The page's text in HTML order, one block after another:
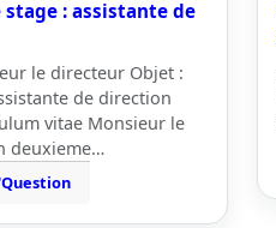
: assistante de
le directeur Objet :
de direction
vitae Monsieur le
deuxieme…